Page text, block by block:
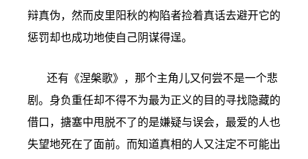
辩真伪，然而皮里阳秋的构陷者捡着真话去避开它的
惩罚却也成功地使自己阴谋得逞。
还有《涅槃歌》，那个主角儿又何尝不是一个悲
剧。身负重任却不得不为最为正义的目的寻找隐藏的
借口，搪塞中甩脱不了的是嫌疑与误会，最爱的人也
失望地死在了面前。而知道真相的人又注定不可能出